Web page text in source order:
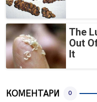
The
Out
It
КОМЕНТАРИ 0